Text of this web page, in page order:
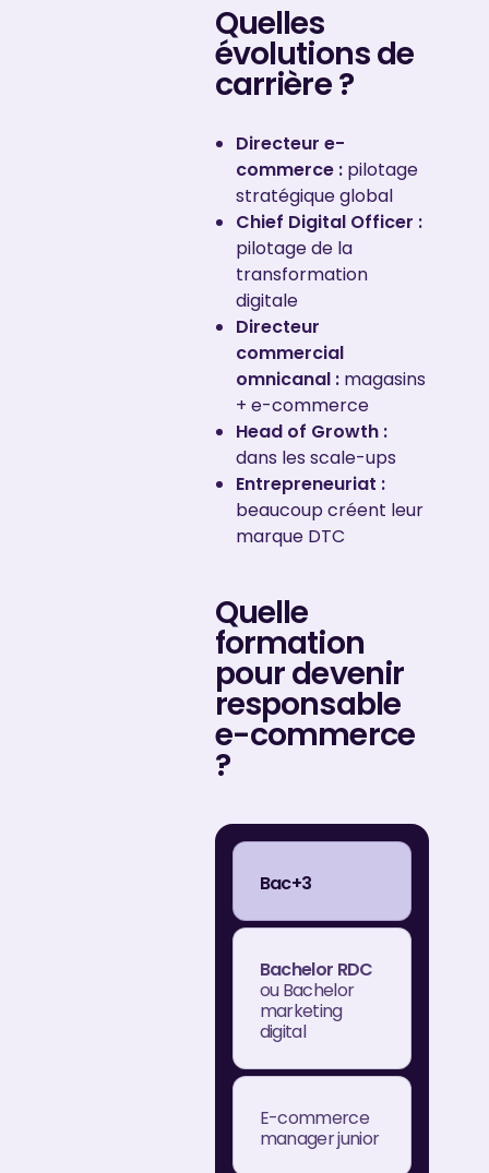
Quelles
évolutions de
carrière ?
Directeur e-
commerce :pilotage
stratégique global
Chief Digital Officer :
pilotage de la
transformation
digitale
Directeur
commercial
omnicanal :magasins
+ e-commerce
Head of Growth :
dans les scale-ups
Entrepreneuriat :
beaucoup créent leur
marque DTC
Quelle
formation
pour devenir
responsable
e-commerce
?
Bac+3
Bachelor RDC
ou Bachelor
marketing
digital
E-commerce
manager junior